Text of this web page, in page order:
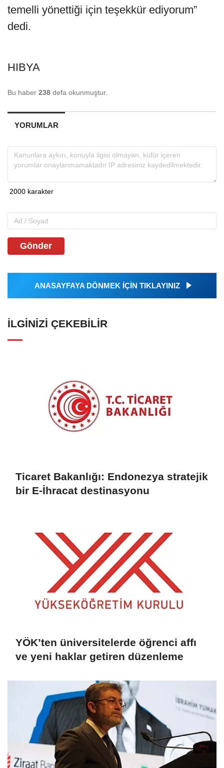
temelli yönettiği için teşekkür ediyorum”
dedi.
HIBYA
Bu haber 238 defa okunmuştur.
YORUMLAR
Gönder
ANASAYFAYA DÖNMEK İÇİN TIKLAYINIZ
İLGINIZI ÇEKEBILIR
Ticaret Bakanlığı: Endonezya stratejik
bir E-İhracat destinasyonu
YÖK’ten üniversitelerde öğrenci affı
ve yeni haklar getiren düzenleme